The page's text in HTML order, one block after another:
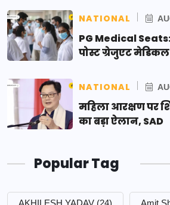
NATIONAL
PG Medical
पोस्ट ग्रेजुएट मेडिकल
NATIONAL
महिला आरक्षण पर
का बड़ा ऐलान, SAD
Popular Tag